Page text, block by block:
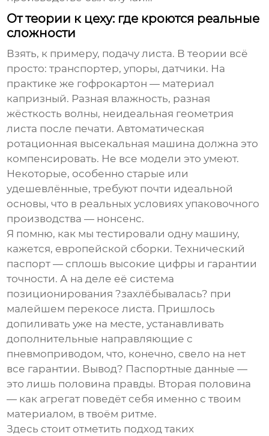
От теории к цеху: где кроются реальные
сложности
Взять, к примеру, подачу листа. В теории всё
просто: транспортер, упоры, датчики. На
практике же гофрокартон — материал
капризный. Разная влажность, разная
жёсткость волны, неидеальная геометрия
листа после печати.Автоматическая
ротационная высекальная машина должна это
компенсировать. Не все модели это умеют.
Некоторые, особенно старые или
удешевлённые, требуют почти идеальной
основы, что в реальных условиях упаковочного
производства — нонсенс.
Я помню, как мы тестировали одну машину,
кажется, европейской сборки. Технический
паспорт — сплошь высокие цифры и гарантии
точности. А на деле её система
позиционирования ?захлёбывалась? при
малейшем перекосе листа. Пришлось
допиливать уже на месте, устанавливать
дополнительные направляющие с
пневмоприводом, что, конечно, свело на нет
все гарантии. Вывод? Паспортные данные —
это лишь половина правды. Вторая половина
— как агрегат поведёт себя именно с твоим
материалом, в твоём ритме.
Здесь стоит отметить подход таких